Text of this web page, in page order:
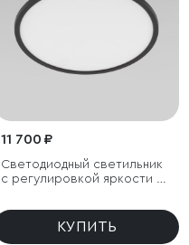
11 700 ₽
Светодиодный светильник
с регулировкой яркости и
(3000/4000/6000К) IP54
КУПИТЬ